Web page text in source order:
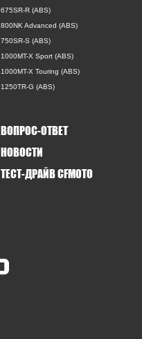
675SR-R (ABS)
800NK Advanced (ABS)
750SR-S (ABS)
1000MT-X Sport (ABS)
1000MT-X Touring (ABS)
1250TR-G (ABS)
ВОПРОС-ОТВЕТ
НОВОСТИ
ТЕСТ-ДРАЙВ CFMOTO